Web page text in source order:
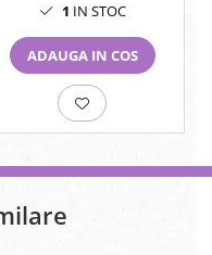
1 IN STOC
ADAUGA IN COS